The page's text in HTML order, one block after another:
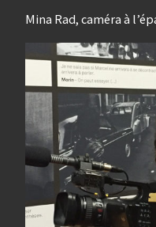
Mina Rad, caméra à